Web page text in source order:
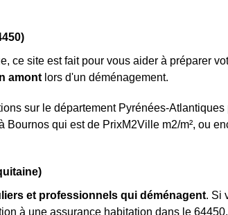
ce site est fait pour vous aider à préparer
amont lors d'un déménagement.
sur le département Pyrénées-Atlantiques
Bournos qui est de PrixM2Ville m2/m², ou
et professionnels qui déménagent. Si
à une assurance habitation dans le